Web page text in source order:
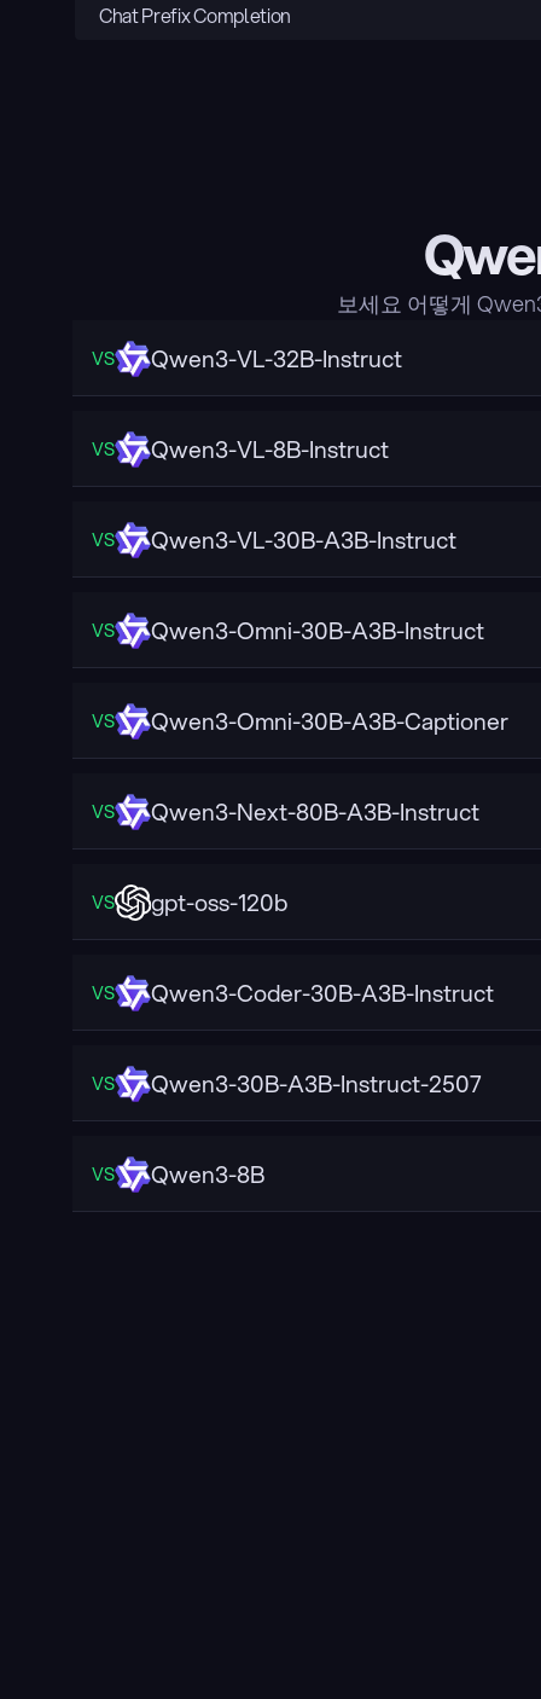
Chat Prefix Completion
보세요 어떻게
VS Qwen3-VL-32B-Instruct
VS Qwen3-VL-8B-Instruct
VS Qwen3-VL-30B-A3B-Instruct
VS Qwen3-Omni-30B-A3B-Instruct
VS Qwen3-Omni-30B-A3B-Captioner
VS Qwen3-Next-80B-A3B-Instruct
VS gpt-oss-120b
VS Qwen3-Coder-30B-A3B-Instruct
VS Qwen3-30B-A3B-Instruct-2507
VS Qwen3-8B